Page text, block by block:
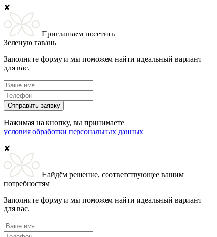
✘
Приглашаем посетить
Зеленую гавань
Заполните форму и мы поможем найти идеальный вариант
для вас.
Отправить заявку
Нажимая на кнопку, вы принимаете
условия обработки персональных данных
✘
Найдём решение, соответствующее вашим
потребностям
Заполните форму и мы поможем найти идеальный вариант
для вас.